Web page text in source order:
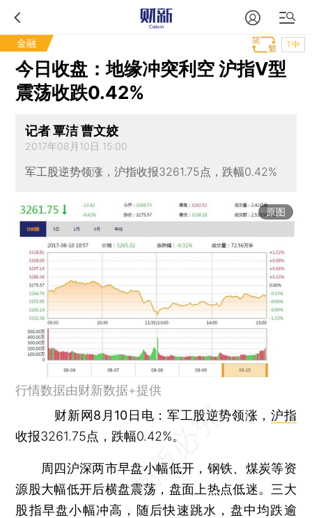
金融 T中
今日收盘：地缘冲突利空 沪指V型
震荡收跌0.42%
记者 覃洁 曹文姣
2017年08月10日 15:00
军工股逆势领涨，沪指收报3261.75点，跌幅0.42%
原图
行情数据由财新数据+提供
财新网8月10日电 ：军工股逆势领涨， 沪指
收报3261.75点，跌幅0.42%。
周四沪深两市早盘小幅低开，钢铁、煤炭等资
源股大幅低开后横盘震荡，盘面上热点低迷。三大
股指早盘小幅冲高，随后快速跳水，盘中均跌逾